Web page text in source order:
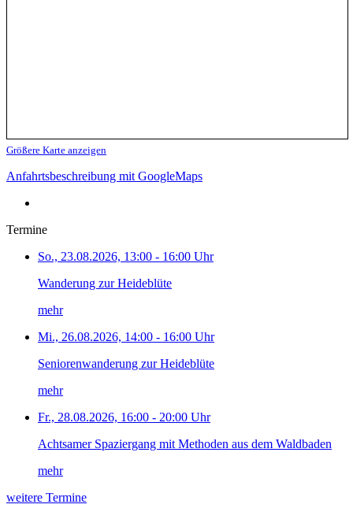
Größere Karte anzeigen
Anfahrtsbeschreibung mit GoogleMaps
Termine
So., 23.08.2026, 13:00 - 16:00 Uhr
Wanderung zur Heideblüte
mehr
Mi., 26.08.2026, 14:00 - 16:00 Uhr
Seniorenwanderung zur Heideblüte
mehr
Fr., 28.08.2026, 16:00 - 20:00 Uhr
Achtsamer Spaziergang mit Methoden aus dem Waldbaden
mehr
weitere Termine